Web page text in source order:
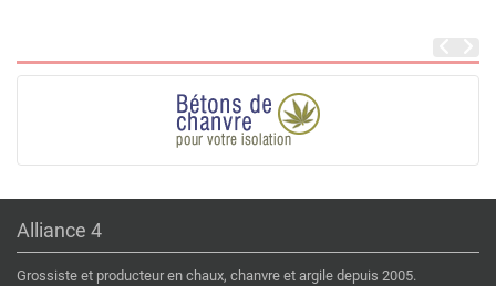
Alliance 4
Grossiste et producteur en chaux, chanvre et argile depuis 2005.